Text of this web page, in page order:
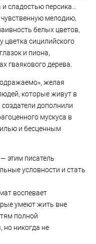
персика…
мелодию,
белых цветов,
цветка сицилийского
и пиона,
гваякового дерева.
желая
которые живут в
дополнили
мускуса в
и бесценным
этим писатель
условности и стать
воспевает
умеют жить вне
полной
никогда не